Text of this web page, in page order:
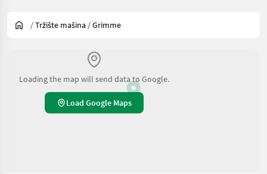
/Tržište mašina /Grimme
Loading the map will send data to Google.
Load Google Maps